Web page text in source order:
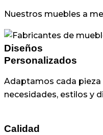
Nuestros muebles a
Diseños
Personalizados
Adaptamos cada pieza
necesidades, estilos y
Calidad